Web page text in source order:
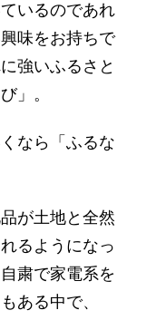
いるのであれ
味をお持ちで
強いふるさと
」。
なら「ふるな
が土地と全然
るようになっ
粛で家電系を
ある中で、